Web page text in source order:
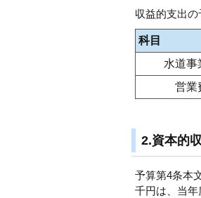
収益的支出の
科目
水道事
営業
2.資本的
予算第4条本
千円は、当